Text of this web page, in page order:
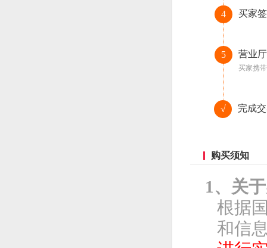
4 买家
5 营业
买家携
√ 完成
购买须知
1、关
根据
和信